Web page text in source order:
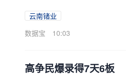
其中，融资余额37.23亿元
龙虎榜数据显示，该股因日
云南锗业
数据宝
10:03
高争民爆录得7天6板